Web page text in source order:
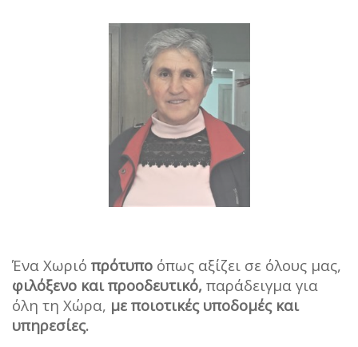
Ένα Χωριό πρότυπο όπως αξίζει σε όλους μας,
φιλόξενο και προοδευτικό, παράδειγμα για
όλη τη Χώρα, με ποιοτικές υποδομές και
υπηρεσίες.